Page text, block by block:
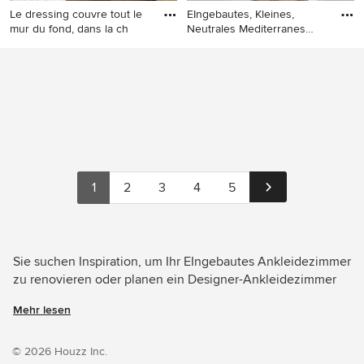
Le dressing couvre tout le
mur du fond, dans la ch
EIngebautes, Kleines,
Neutrales Mediterranes
1 2 3 4 5
Sie suchen Inspiration, um Ihr EIngebautes Ankleidezimmer
zu renovieren oder planen ein Designer-Ankleidezimmer
besten Designer, Inneneinrichter und Architekten dieses
ーズ株式会社. Sehen Sie sich Fotos in vielen
Mehr lesen
© 2026 Houzz Inc.